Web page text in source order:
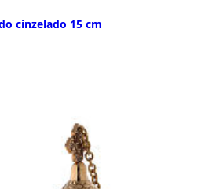
cinzelado 15 cm